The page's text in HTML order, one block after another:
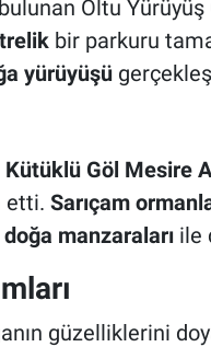
Oltu
bir parkuru
yürüyüşü
Kütüklü Göl Mesire
etti. Sarıçam
manzaralarıile
güzelliklerini